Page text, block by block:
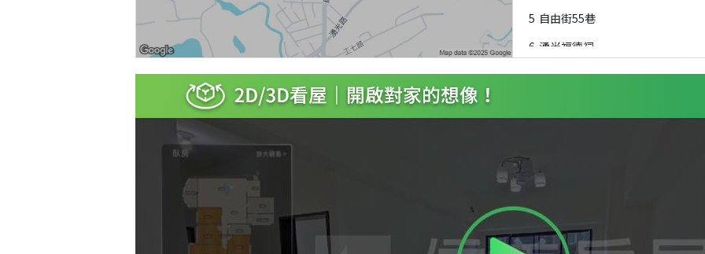
5 自由街55巷
6 湧光福德祠
7 湧光福德祠
B 頂好街
C 頂好街
D 湧光里集會所